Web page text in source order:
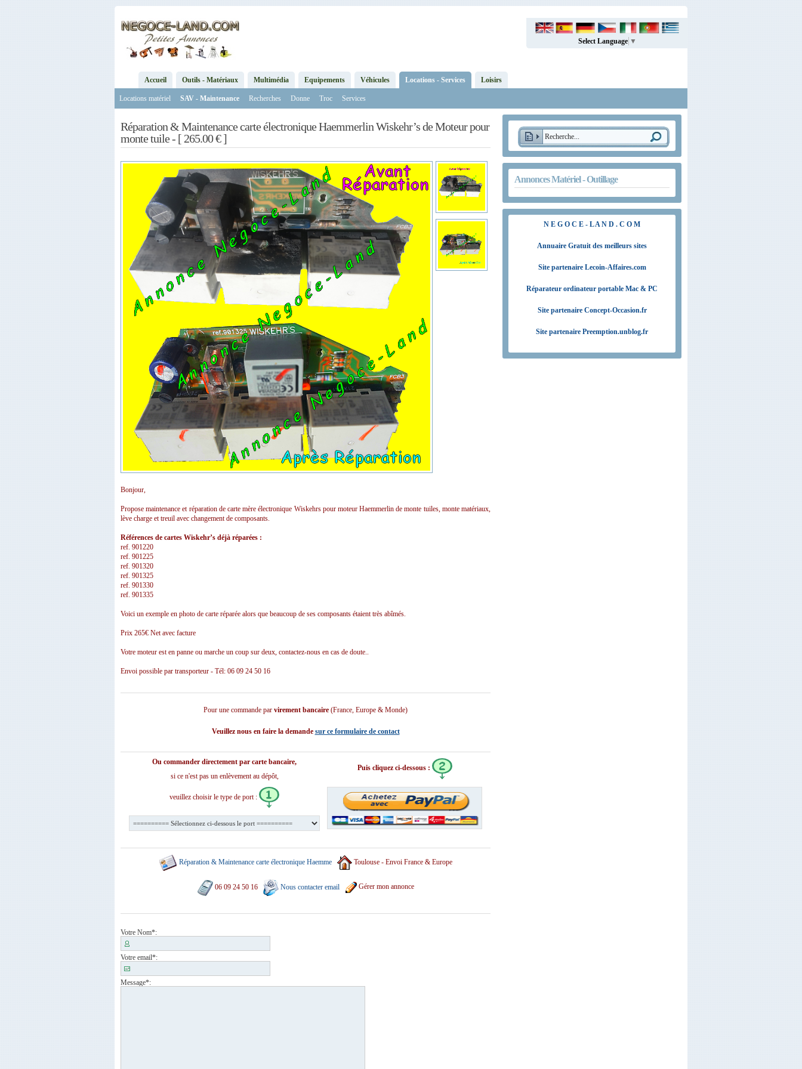
Select Language ▼
Accueil Outils - Matériaux Multimédia Equipements Véhicules Locations - Services Loisirs
Locations matériel SAV - Maintenance Recherches Donne Troc Services
Réparation & Maintenance carte électronique Haemmerlin Wiskehr’s de Moteur pour
monte tuile - [ 265.00 € ]
Bonjour,
Propose maintenance et réparation de carte mère électronique Wiskehrs pour moteur Haemmerlin de monte tuiles, monte matériaux,
lève charge et treuil avec changement de composants.
Références de cartes Wiskehr’s déjà réparées :
ref. 901220
ref. 901225
ref. 901320
ref. 901325
ref. 901330
ref. 901335
Voici un exemple en photo de carte réparée alors que beaucoup de ses composants étaient très abîmés.
Prix 265€ Net avec facture
Votre moteur est en panne ou marche un coup sur deux, contactez-nous en cas de doute..
Envoi possible par transporteur - Tél: 06 09 24 50 16
Pour une commande par virement bancaire (France, Europe & Monde)
Veuillez nous en faire la demande sur ce formulaire de contact
Ou commander directement par carte bancaire,
si ce n'est pas un enlèvement au dépôt,
veuillez choisir le type de port :
Puis cliquez ci-dessous :
Réparation & Maintenance carte électronique Haemme Toulouse - Envoi France & Europe
06 09 24 50 16 Nous contacter email Gérer mon annonce
Votre Nom*:
Votre email*:
Message*:
Annonces Matériel - Outillage
N E G O C E - L A N D . C O M
Annuaire Gratuit des meilleurs sites
Site partenaire Lecoin-Affaires.com
Réparateur ordinateur portable Mac & PC
Site partenaire Concept-Occasion.fr
Site partenaire Preemption.unblog.fr